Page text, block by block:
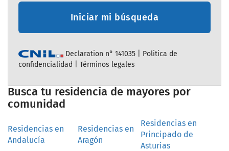
Iniciar mi búsqueda
Declaration n° 141035 | Politica de
confidencialidad
Términos legales
Busca tu residencia de mayores por
comunidad
Residencias en
Andalucía
Residencias en
Aragón
Residencias en
Principado de
Asturias